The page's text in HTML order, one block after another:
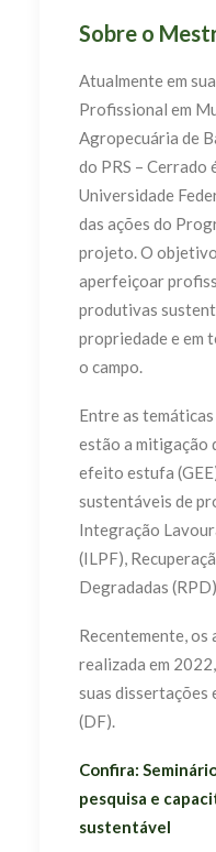
Sobre o
Atualmente em
Profissional em
Agropecuária de
do PRS – Cerrado
Universidade
das ações do
projeto. O
aperfeiçoar
produtivas
propriedade e em
o campo.
Entre as
estão a mitigação
efeito estufa
sustentáveis de
Integração
(ILPF),
Degradadas
Recentemente, os
realizada em
suas dissertações
(DF).
Confira:
pesquisa e
sustentável